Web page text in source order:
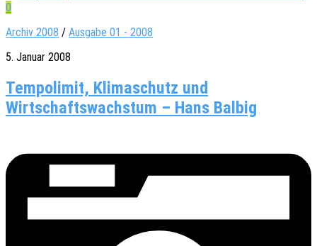
0
Archiv 2008 / Ausgabe 01 - 2008
5. Januar 2008
Tempolimit, Klimaschutz und
Wirtschaftswachstum – Hans Balbig